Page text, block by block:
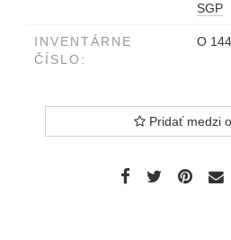
SGP
INVENTÁRNE
ČÍSLO:
O 144
Pridať medzi